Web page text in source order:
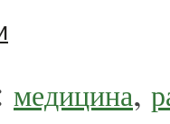
медицина,